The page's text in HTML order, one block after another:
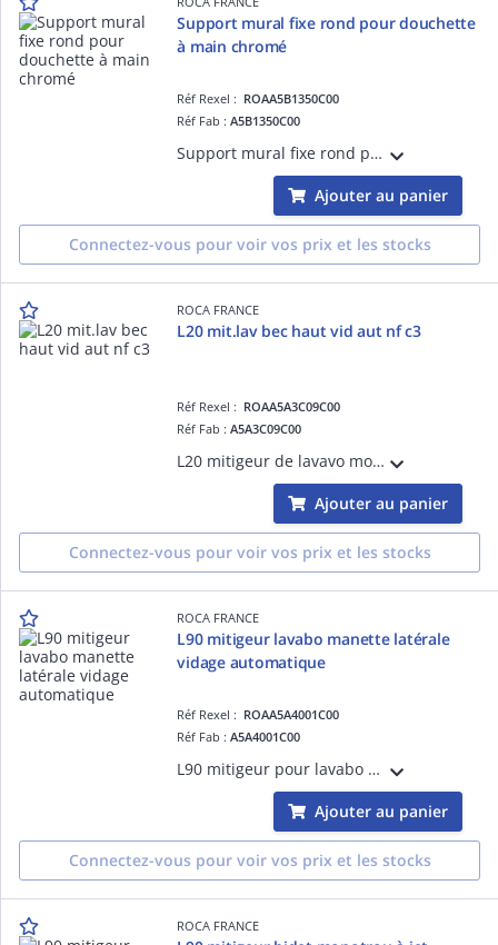
Support mural fixe rond pour douchette
à main chromé
Réf Rexel : ROAA5B1350C00
Réf Fab :A5B1350C00
Support mural fixe rond pour douchette à main chromé
Ajouter au panier
Connectez-vous pour voir vos prix et les stocks
ROCA FRANCE
L20 mit.lav bec haut vid aut nf c3
Réf Rexel : ROAA5A3C09C00
Réf Fab :A5A3C09C00
L20 mitigeur de lavavo monotrou à bec haut avec vidage automatique, ouverture sur l'eau froide nf
Ajouter au panier
Connectez-vous pour voir vos prix et les stocks
ROCA FRANCE
L90 mitigeur lavabo manette latérale
vidage automatique
Réf Rexel : ROAA5A4001C00
Réf Fab :A5A4001C00
L90 mitigeur pour lavabo monotrou avec poignée latérale avec vidage automatique en laiton, ouverture sur l'eau froide
Ajouter au panier
Connectez-vous pour voir vos prix et les stocks
ROCA FRANCE